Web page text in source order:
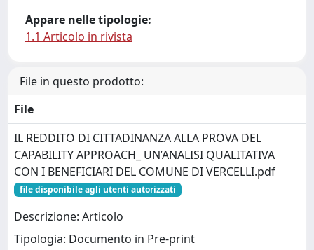
Appare nelle tipologie:
1.1 Articolo in rivista
File in questo prodotto:
File
IL REDDITO DI CITTADINANZA ALLA PROVA DEL
CAPABILITY APPROACH_ UN’ANALISI QUALITATIVA
CON I BENEFICIARI DEL COMUNE DI VERCELLI.pdf
file disponibile agli utenti autorizzati
Descrizione: Articolo
Tipologia: Documento in Pre-print